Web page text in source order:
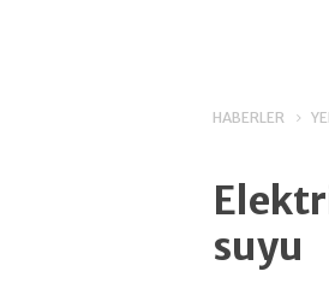
HABERLER
suyu